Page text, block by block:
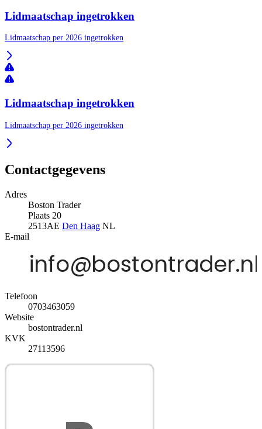
Lidmaatschap ingetrokken
Lidmaatschap per 2026 ingetrokken
Lidmaatschap ingetrokken
Lidmaatschap per 2026 ingetrokken
Contactgegevens
Adres
Boston Trader
Plaats 20
2513AE Den Haag NL
E-mail
Telefoon
0703463059
Website
bostontrader.nl
KVK
27113596